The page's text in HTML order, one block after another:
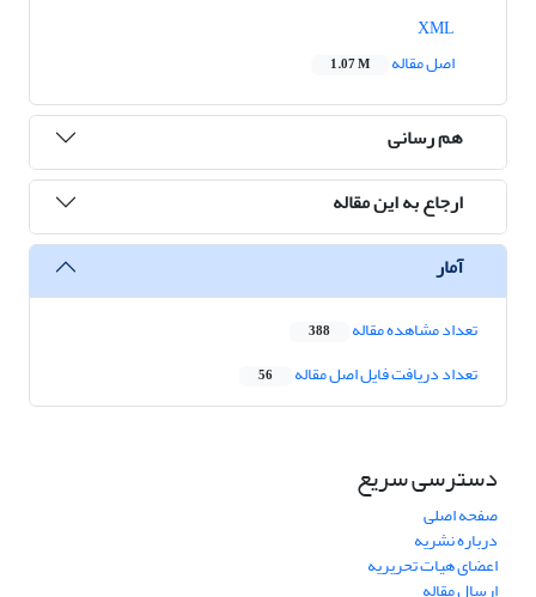
اصل مقاله
1.07 M
هم رسانی
ارجاع به این مقاله
آمار
تعداد مشاهده مقاله 388
تعداد دریافت فایل اصل مقاله 56
دسترسی سریع
صفحه اصلی
درباره نشریه
اعضای هیات تحریریه